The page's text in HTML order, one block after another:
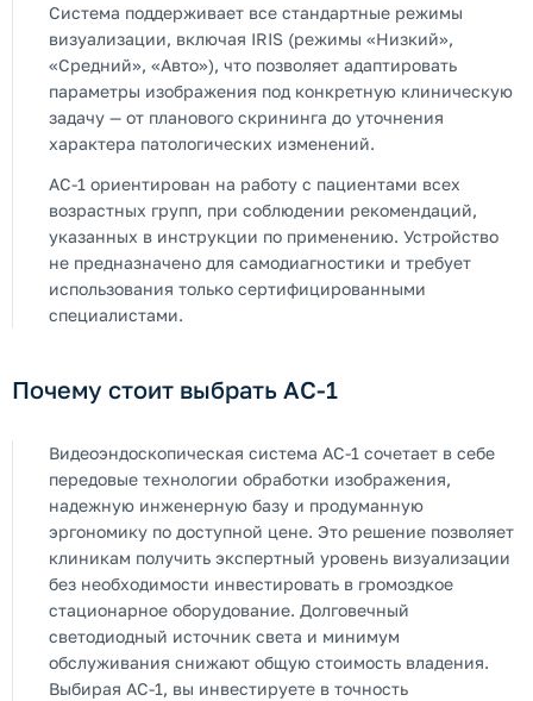
Система поддерживает все стандартные режимы
визуализации, включая IRIS (режимы «Низкий»,
«Средний», «Авто»), что позволяет адаптировать
параметры изображения под конкретную клиническую
задачу — от планового скрининга до уточнения
характера патологических изменений.
AC-1 ориентирован на работу с пациентами всех
возрастных групп, при соблюдении рекомендаций,
указанных в инструкции по применению. Устройство
не предназначено для самодиагностики и требует
использования только сертифицированными
специалистами.
Почему стоит выбрать AC-1
Видеоэндоскопическая система AC-1 сочетает в себе
передовые технологии обработки изображения,
надежную инженерную базу и продуманную
эргономику по доступной цене. Это решение позволяет
клиникам получить экспертный уровень визуализации
без необходимости инвестировать в громоздкое
стационарное оборудование. Долговечный
светодиодный источник света и минимум
обслуживания снижают общую стоимость владения.
Выбирая AC-1, вы инвестируете в точность